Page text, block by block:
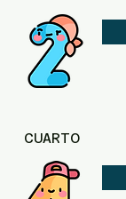
CUARTO